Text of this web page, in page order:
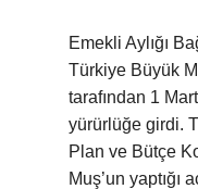
Emekli Aylığı
Türkiye Büyük
tarafından 1
yürürlüğe girdi.
Plan ve Bütçe
Muş’un yaptığı